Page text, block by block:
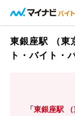
東銀座駅 （東
ト・バイト・
「東銀座駅